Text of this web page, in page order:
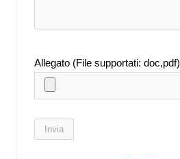
Allegato (File supportati: doc,pdf)